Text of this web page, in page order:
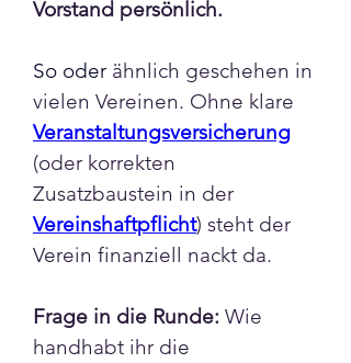
Vorstand persönlich.
So oder ähnlich geschehen in
Veranstaltungsversicherung
(oder korrekten
Vereinshaftpflicht) steht der
Verein finanziell nackt da.
Frage in die Runde: Wie
handhabt ihr die